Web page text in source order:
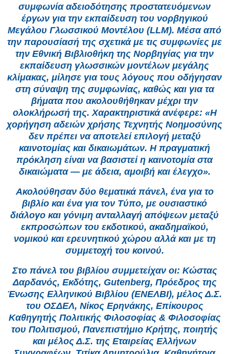
συμφωνία αδειοδότησης προστατευόμενων
έργων για την εκπαίδευση του νορβηγικού
Μεγάλου Γλωσσικού Μοντέλου (LLM). Μέσα από
την παρουσίασή της σχετικά με τις συμφωνίες με
την Εθνική Βιβλιοθήκη της Νορβηγίας για την
εκπαίδευση γλωσσικών μοντέλων μεγάλης
κλίμακας, μίλησε για τους λόγους που οδήγησαν
στη σύναψη της συμφωνίας, καθώς και για τα
βήματα που ακολουθήθηκαν μέχρι την
ολοκλήρωσή της. Χαρακτηριστικά ανέφερε: «Η
χορήγηση αδειών χρήσης Τεχνητής Νοημοσύνης
δεν πρέπει να αποτελεί επιλογή μεταξύ
καινοτομίας και δικαιωμάτων. Η πραγματική
πρόκληση είναι να βασιστεί η καινοτομία στα
δικαιώματα — με άδεια, αμοιβή και έλεγχο».
Ακολούθησαν δύο θεματικά πάνελ, ένα για το
βιβλίο και ένα για τον Τύπο, με ουσιαστικό
διάλογο και γόνιμη ανταλλαγή απόψεων μεταξύ
εκπροσώπων του εκδοτικού, ακαδημαϊκού,
νομικού και ερευνητικού χώρου αλλά και με τη
συμμετοχή του κοινού.
Στο πάνελ του βιβλίου συμμετείχαν οι: Κώστας
Δαρδανός, Εκδότης, Gutenberg, Πρόεδρος της
Ένωσης Ελληνικού Βιβλίου (ΕΝΕΛΒΙ), μέλος Δ.Σ.
του ΟΣΔΕΛ, Νίκος Ερηνάκης, Επίκουρος
Καθηγητής Πολιτικής Φιλοσοφίας & Φιλοσοφίας
του Πολιτισμού, Πανεπιστήμιο Κρήτης, ποιητής
και μέλος Δ.Σ. της Εταιρείας Ελλήνων